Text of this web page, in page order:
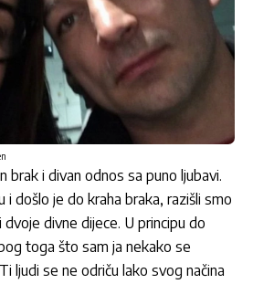
brak i divan odnos sa puno ljubavi.
i došlo je do kraha braka, razišli smo
divne dijece. U principu do
toga što sam ja nekako se
ljudi se ne odriču lako svog načina